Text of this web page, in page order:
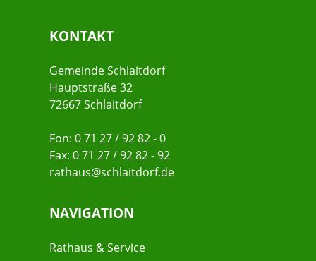
KONTAKT
Gemeinde Schlaitdorf
Hauptstraße 32
72667 Schlaitdorf
Fon: 0 71 27 / 92 82 - 0
Fax: 0 71 27 / 92 82 - 92
rathaus@schlaitdorf.de
NAVIGATION
Rathaus & Service